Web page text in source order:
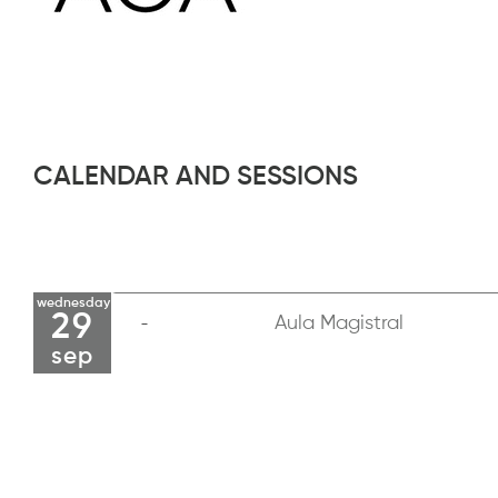
CALENDAR AND SESSIONS
wednesday
29
sep
Aula Magistral